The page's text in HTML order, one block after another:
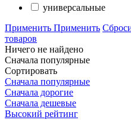
универсальные
Применить Применить
товаров
Ничего не найдено
Сначала популярные
Сортировать
Сначала популярные
Сначала дорогие
Сначала дешевые
Высокий рейтинг